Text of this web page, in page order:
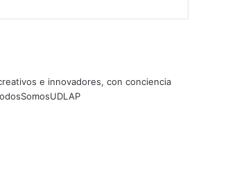
e innovadores, con conciencia